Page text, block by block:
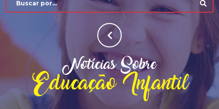
Notícias Sobre
Educação Infantil